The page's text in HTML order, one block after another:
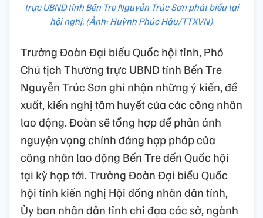
trực UBND tỉnh Bến Tre Nguyễn Trúc Sơn phát biểu tại
hội nghị. (Ảnh: Huỳnh Phúc Hậu/TTXVN)
Trưởng Đoàn Đại biểu Quốc hội tỉnh, Phó
Chủ tịch Thường trực UBND tỉnh Bến Tre
Nguyễn Trúc Sơn ghi nhận những ý kiến, đề
xuất, kiến nghị tâm huyết của các công nhân
lao động. Đoàn sẽ tổng hợp để phản ánh
nguyện vọng chính đáng hợp pháp của
công nhân lao động Bến Tre đến Quốc hội
tại kỳ họp tới. Trưởng Đoàn Đại biểu Quốc
hội tỉnh kiến nghị Hội đồng nhân dân tỉnh,
Ủy ban nhân dân tỉnh chỉ đạo các sở, ngành